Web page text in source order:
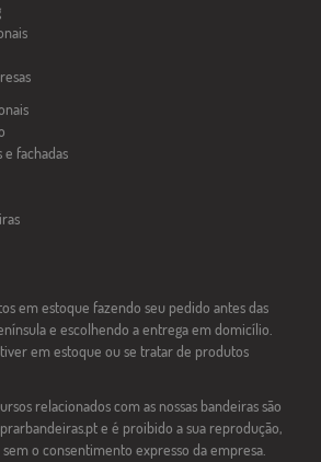
e fachadas
em estoque fazendo seu pedido antes das
e escolhendo a entrega em domicílio.
em estoque ou se tratar de produtos
relacionados com as nossas bandeiras são
e é proibido a sua reprodução,
o consentimento expresso da empresa.